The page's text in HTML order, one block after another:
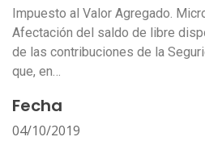
Impuesto al Valor Agregado.
Afectación del saldo de libre
de las contribuciones de la
que, en…
Fecha
04/10/2019